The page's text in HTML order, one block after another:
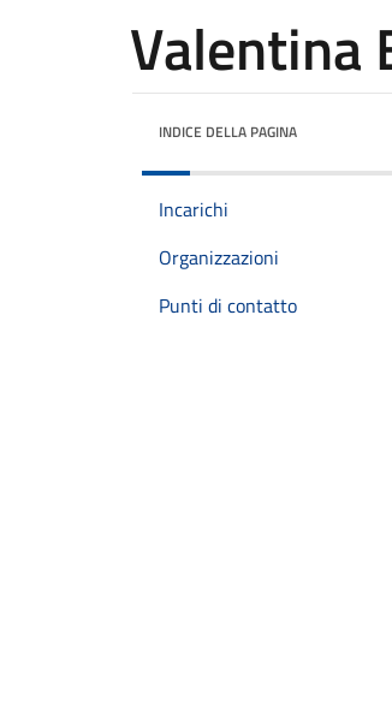
Valentina
INDICE DELLA PAGINA
Incarichi
Organizzazioni
Punti di contatto